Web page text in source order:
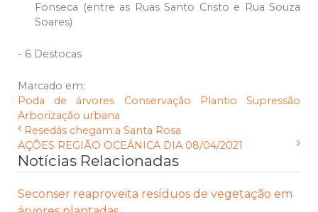
Fonseca (entre as Ruas Santo Cristo e Rua Souza
Soares)
- 6 Destocas
Marcado em:
Poda de árvores
Conservação Plantio
Supressão
Arborização urbana
Resedás chegam.a Santa Rosa
AÇÕES REGIÃO OCEÂNICA DIA 08/04/2021
Notícias Relacionadas
Seconser reaproveita resíduos de vegetação em